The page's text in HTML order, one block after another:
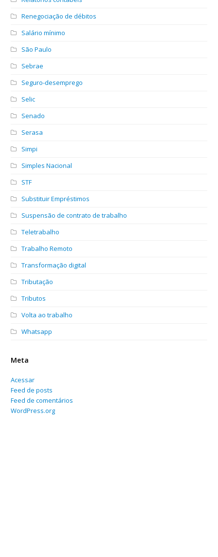
Renegociação de débitos
Salário mínimo
São Paulo
Sebrae
Seguro-desemprego
Selic
Senado
Serasa
Simpi
Simples Nacional
STF
Substituir Empréstimos
Suspensão de contrato de trabalho
Teletrabalho
Trabalho Remoto
Transformação digital
Tributação
Tributos
Volta ao trabalho
Whatsapp
Meta
Acessar
Feed de posts
Feed de comentários
WordPress.org